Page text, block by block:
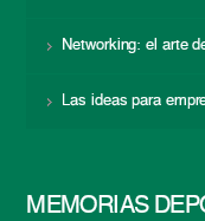
Networking: el arte
Las ideas para
MEMORIAS